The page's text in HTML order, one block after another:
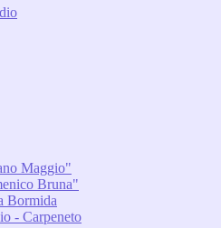
Maggio"
Bruna"
Bormida
- Carpeneto